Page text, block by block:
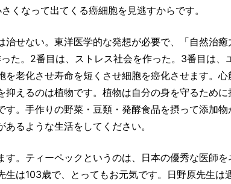
くなって出てくる癌細胞を見逃すからです。
せない。東洋医学的な発想が必要で、「自然治癒
た。2番目は、ストレス社会を作った。3番目は、
老化させ寿命を短くさせ細胞を癌化させます。心
えるのは植物です。植物は自分の身を守るために
。手作りの野菜・豆類・発酵食品を摂って添加物
るような生活をしてください。
。ティーペックというのは、日本の優秀な医師を
は103歳で、とってもお元気です。日野原先生は